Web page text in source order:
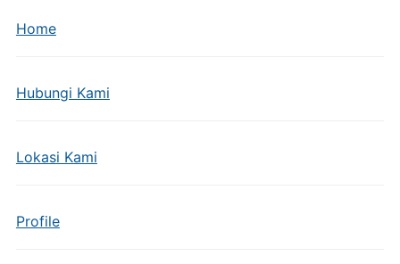
Home
Hubungi Kami
Lokasi Kami
Profile